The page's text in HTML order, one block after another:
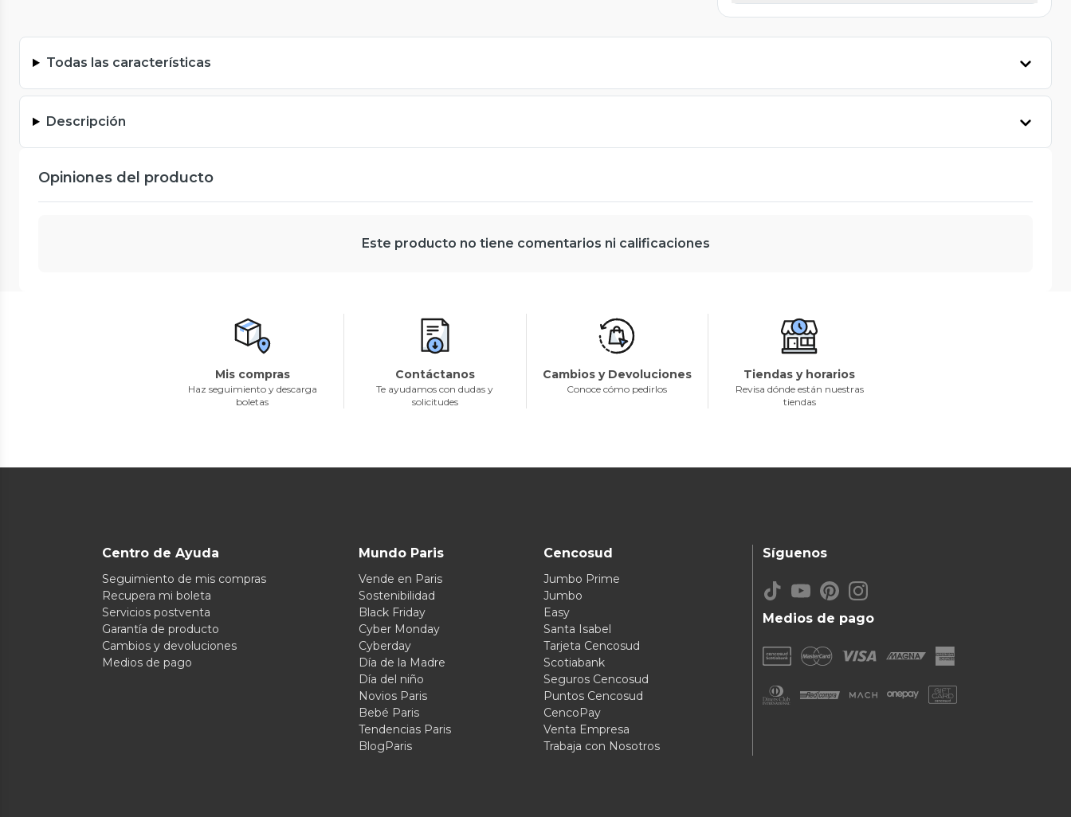
Todas las características
Descripción
Opiniones del producto
Este producto no tiene comentarios ni calificaciones
Mis compras
Haz seguimiento y descarga
boletas
Contáctanos
Te ayudamos con dudas y
solicitudes
Cambios y Devoluciones
Conoce cómo pedirlos
Tiendas y horarios
Revisa dónde están nuestras
tiendas
Centro de Ayuda
Seguimiento de mis compras
Recupera mi boleta
Servicios postventa
Garantía de producto
Cambios y devoluciones
Medios de pago
Mundo Paris
Vende en Paris
Sostenibilidad
Black Friday
Cyber Monday
Cyberday
Día de la Madre
Día del niño
Novios Paris
Bebé Paris
Tendencias Paris
BlogParis
Cencosud
Jumbo Prime
Jumbo
Easy
Santa Isabel
Tarjeta Cencosud
Scotiabank
Seguros Cencosud
Puntos Cencosud
CencoPay
Venta Empresa
Trabaja con Nosotros
Medios de pago
Síguenos